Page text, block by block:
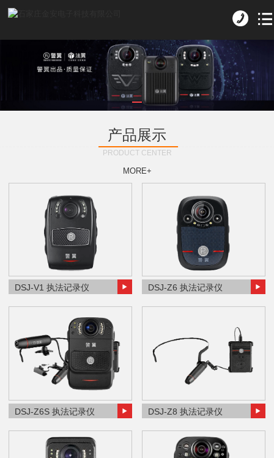
产品展示
PRODUCT CENTER
MORE+
DSJ-V1 执法记录仪 DSJ-Z6 执法记录仪
DSJ-Z6S 执法记录仪 DSJ-Z8 执法记录仪